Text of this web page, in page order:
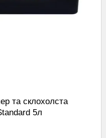
та склохолста
5л